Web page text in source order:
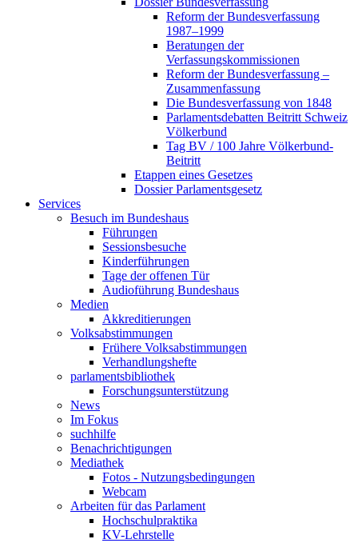
Reform der Bundesverfassung
1987–1999
Beratungen der
Verfassungskommissionen
Reform der Bundesverfassung –
Zusammenfassung
Die Bundesverfassung von 1848
Parlamentsdebatten Beitritt Schweiz
Völkerbund
Tag BV / 100 Jahre Völkerbund-
Beitritt
Etappen eines Gesetzes
Dossier Parlamentsgesetz
Services
Besuch im Bundeshaus
Führungen
Sessionsbesuche
Kinderführungen
Tage der offenen Tür
Audioführung Bundeshaus
Medien
Akkreditierungen
Volksabstimmungen
Frühere Volksabstimmungen
Verhandlungshefte
parlamentsbibliothek
Forschungsunterstützung
News
Im Fokus
suchhilfe
Benachrichtigungen
Mediathek
Fotos - Nutzungsbedingungen
Webcam
Arbeiten für das Parlament
Hochschulpraktika
KV-Lehrstelle